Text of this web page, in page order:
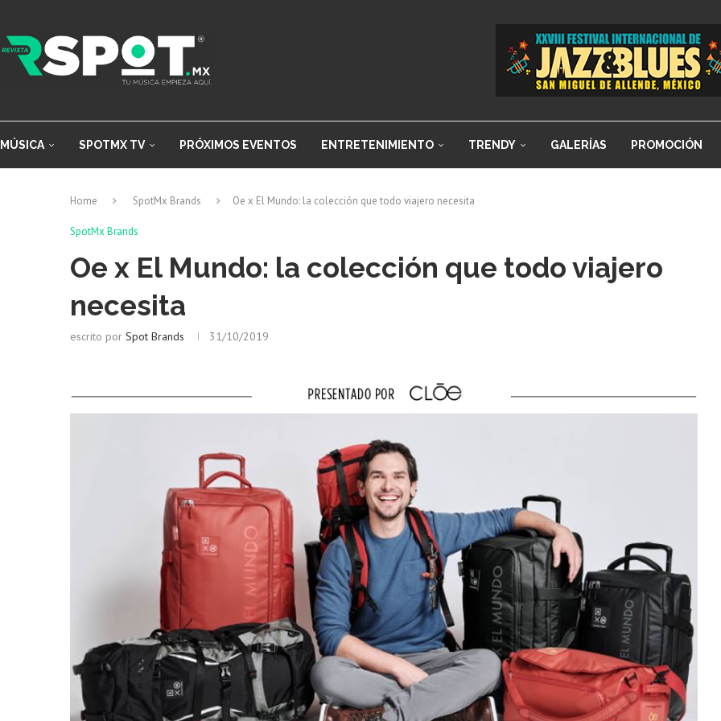
MÚSICA SPOTMX TV PRÓXIMOS EVENTOS ENTRETENIMIENTO TRENDY GALERÍAS PROMOCIÓN
Home SpotMx Brands Oe x El Mundo: la colección que todo viajero necesita
SpotMx Brands
Oe x El Mundo: la colección que todo viajero
necesita
escrito por Spot Brands 31/10/2019